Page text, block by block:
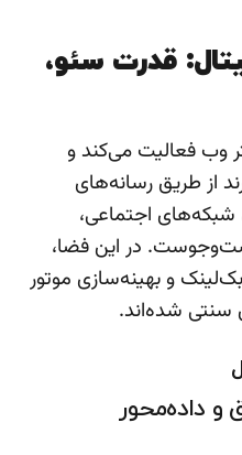
قدرت سئو،
وب فعالیت می‌کند و
از طریق رسانه‌های
شبکه‌های اجتماعی،
در این فضا،
و بهینه‌سازی موتور
شده‌اند.